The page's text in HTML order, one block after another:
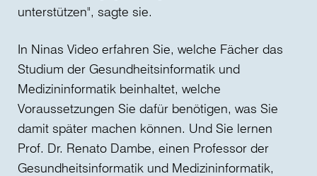
unterstützen", sagte sie.
In Ninas Video erfahren Sie, welche Fächer das
Studium der Gesundheitsinformatik und
Medizininformatik beinhaltet, welche
Voraussetzungen Sie dafür benötigen, was Sie
damit später machen können. Und Sie lernen
Prof. Dr. Renato Dambe, einen Professor der
Gesundheitsinformatik und Medizininformatik,